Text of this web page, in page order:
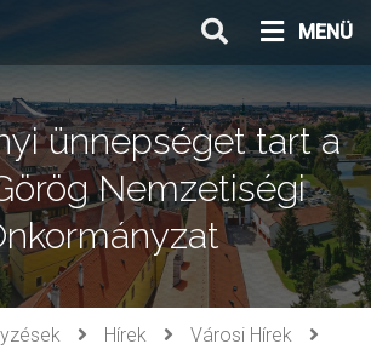
MENÜ
ünnepséget tart a
Nemzetiségi
Hírek
Városi Hírek